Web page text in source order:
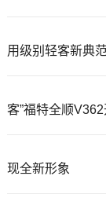
用级别轻客新典
客”福特全顺
现全新形象